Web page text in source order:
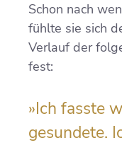
Schon nach
fühlte sie sich
Verlauf der
fest:
»Ich fasste
gesundete.